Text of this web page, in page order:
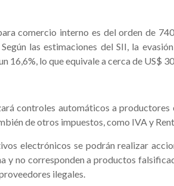
comercio interno es del orden de
las estimaciones del SII, la
16,6%, lo que equivale a cerca de US$
controles automáticos a
de otros impuestos, como IVA y
electrónicos se podrán realizar
y no corresponden a productos
ilegales.